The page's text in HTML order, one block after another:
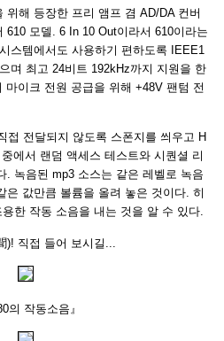
위해 등장한 프리 앰프 겸 AD/DA 컨버
610 모델. 6 In 10 Out이라서 610이라는
스템에서도 사용하기 편하도록 IEEE1
며 최고 24비트 192kHz까지 지원을 한
마이크 전원 공급을 위해 +48V 팬텀 전
접 전달되지 않도록 스폰지를 씌우고 H
에서 랜덤 액세스 테스트와 시퀀셜 리
. 녹음된 mp3 소스는 같은 레벨로 녹음
은 값만큼 볼륨을 올려 놓은 것이다. 히
한 작동 소음을 내는 것을 알 수 있다.
)! 직접 들어 보시길...
의 작동소음』